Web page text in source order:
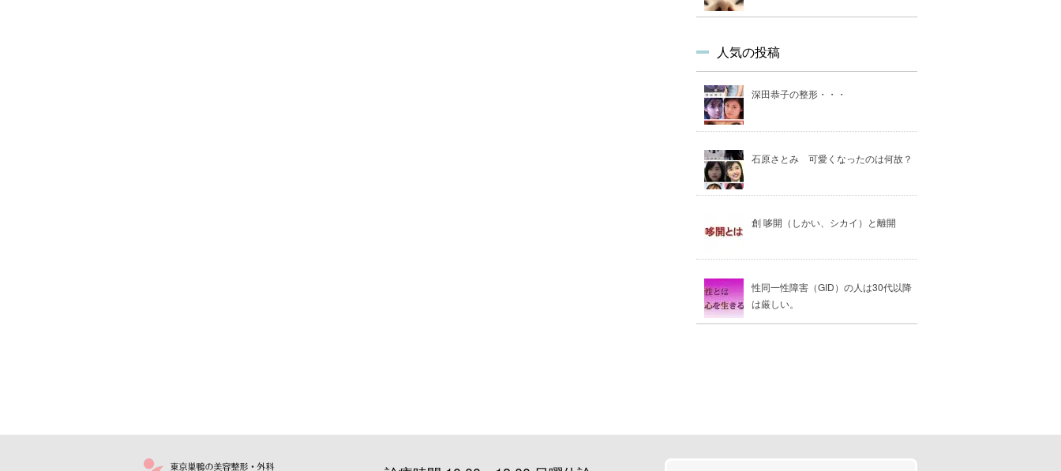
人気の投稿
深田恭子の整形・・・
石原さとみ 可愛くなったのは何故？
創 哆開（しかい、シカイ）と離開
性同一性障害（GID）の人は30代以降
は厳しい。